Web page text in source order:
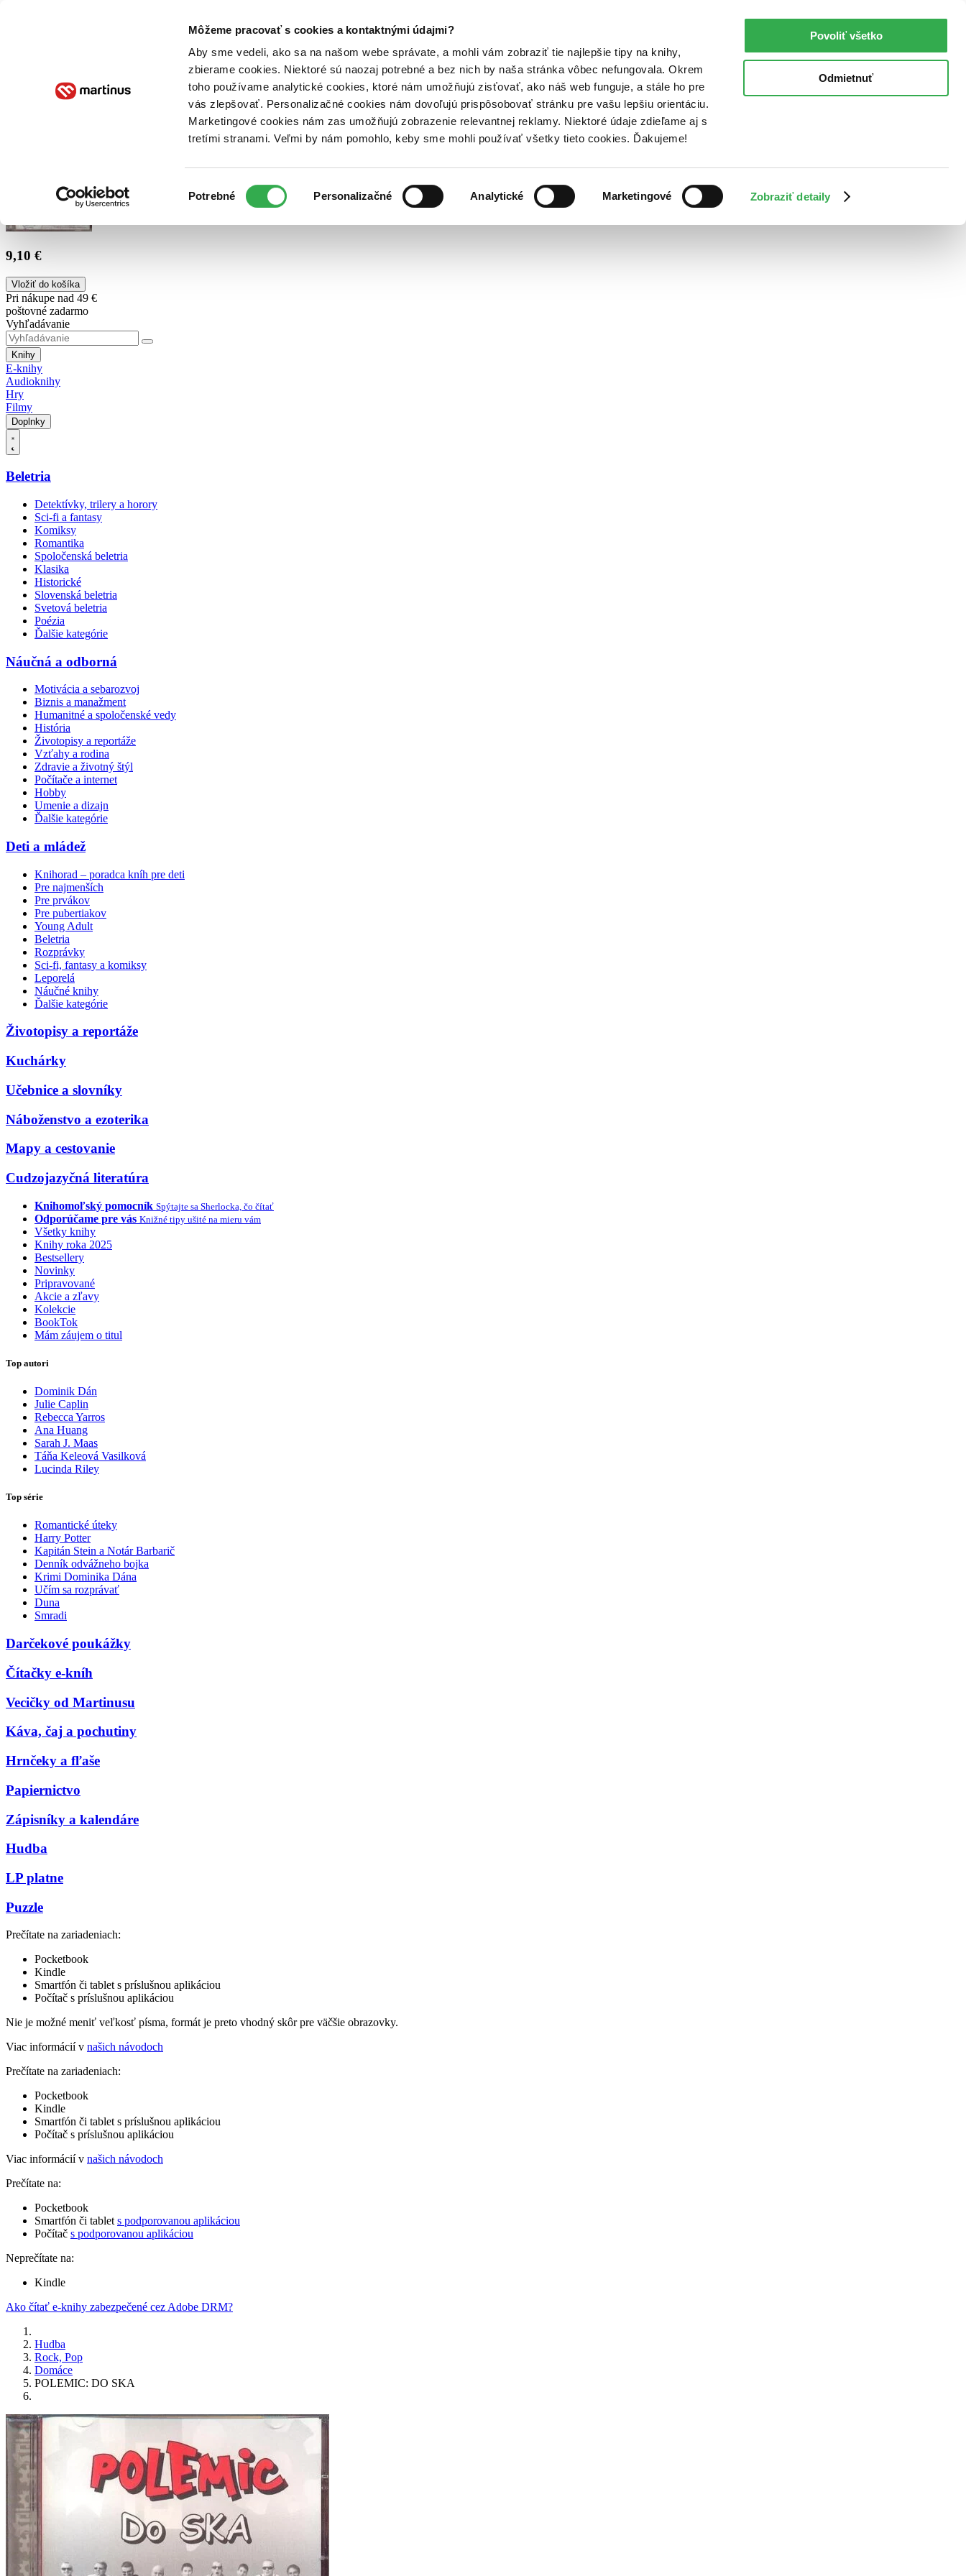
Môžeme pracovať s cookies a kontaktnými údajmi?
Aby sme vedeli, ako sa na našom webe správate, a mohli vám zobraziť tie najlepšie tipy na knihy,
zbierame cookies. Niektoré sú naozaj potrebné a bez nich by naša stránka vôbec nefungovala. Okrem
toho používame analytické cookies, ktoré nám umožňujú zisťovať, ako náš web funguje, a stále ho pre
vás zlepšovať. Personalizačné cookies nám dovoľujú prispôsobovať stránku pre vašu lepšiu orientáciu.
Marketingové cookies nám zas umožňujú zobrazenie relevantnej reklamy. Niektoré údaje zdieľame aj s
tretími stranami. Veľmi by nám pomohlo, keby sme mohli používať všetky tieto cookies. Ďakujeme!
súhlasu
Potrebné Personalizačné Analytické Marketingové Zobraziť detaily
Povoliť všetko
Odmietnuť
Poukážky Kontakt
9,10 €
Vložiť do košíka
Pri nákupe nad 49 €
poštovné zadarmo
Vyhľadávanie
Knihy
E-knihy
Audioknihy
Hry
Filmy
Doplnky
Beletria
Detektívky, trilery a horory
Sci-fi a fantasy
Komiksy
Romantika
Spoločenská beletria
Klasika
Historické
Slovenská beletria
Svetová beletria
Poézia
Ďalšie kategórie
Náučná a odborná
Motivácia a sebarozvoj
Biznis a manažment
Humanitné a spoločenské vedy
História
Životopisy a reportáže
Vzťahy a rodina
Zdravie a životný štýl
Počítače a internet
Hobby
Umenie a dizajn
Ďalšie kategórie
Deti a mládež
Knihorad – poradca kníh pre deti
Pre najmenších
Pre prvákov
Pre pubertiakov
Young Adult
Beletria
Rozprávky
Sci-fi, fantasy a komiksy
Leporelá
Náučné knihy
Ďalšie kategórie
Životopisy a reportáže
Kuchárky
Učebnice a slovníky
Náboženstvo a ezoterika
Mapy a cestovanie
Cudzojazyčná literatúra
Knihomoľský pomocník Spýtajte sa Sherlocka, čo čítať
Odporúčame pre vás Knižné tipy ušité na mieru vám
Všetky knihy
Knihy roka 2025
Bestsellery
Novinky
Pripravované
Akcie a zľavy
Kolekcie
BookTok
Mám záujem o titul
Top autori
Dominik Dán
Julie Caplin
Rebecca Yarros
Ana Huang
Sarah J. Maas
Táňa Keleová Vasilková
Lucinda Riley
Top série
Romantické úteky
Harry Potter
Kapitán Stein a Notár Barbarič
Denník odvážneho bojka
Krimi Dominika Dána
Učím sa rozprávať
Duna
Smradi
Darčekové poukážky
Čítačky e-kníh
Vecičky od Martinusu
Káva, čaj a pochutiny
Hrnčeky a fľaše
Papiernictvo
Zápisníky a kalendáre
Hudba
LP platne
Puzzle
Prečítate na zariadeniach:
Pocketbook
Kindle
Smartfón či tablet s príslušnou aplikáciou
Počítač s príslušnou aplikáciou
Nie je možné meniť veľkosť písma, formát je preto vhodný skôr pre väčšie obrazovky.
Viac informácií v našich návodoch
Prečítate na zariadeniach:
Pocketbook
Kindle
Smartfón či tablet s príslušnou aplikáciou
Počítač s príslušnou aplikáciou
Viac informácií v našich návodoch
Prečítate na:
Pocketbook
Smartfón či tablet s podporovanou aplikáciou
Počítač s podporovanou aplikáciou
Neprečítate na:
Kindle
Ako čítať e-knihy zabezpečené cez Adobe DRM?
Hudba
Rock, Pop
Domáce
POLEMIC: DO SKA